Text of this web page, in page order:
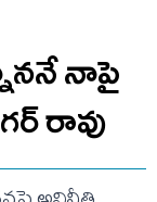
నాపై
రావు